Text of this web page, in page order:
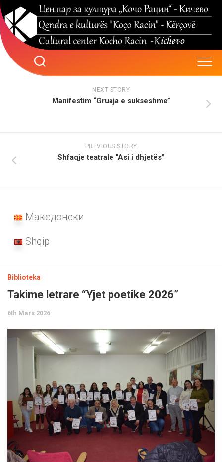
Skip
to
content
NEXT STORY
Manifestim “Gruaja e sukseshme”
PREVIOUS STORY
Shfaqje teatrale “Asi i dhjetës”
Македонски
Shqip
Biblioteka
Takime letrare “Yjet poetike 2026”
6th Mars 2026